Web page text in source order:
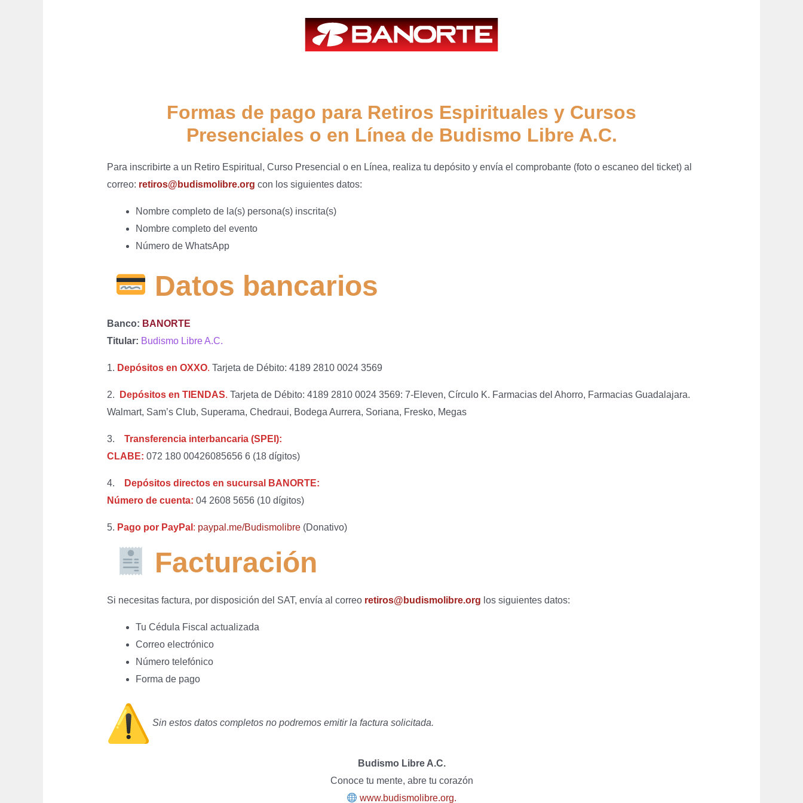
Formas de pago para Retiros Espirituales y Cursos
Presenciales o en Línea de Budismo Libre A.C.
Para inscribirte a un Retiro Espiritual, Curso Presencial o en Línea, realiza tu depósito y envía el comprobante (foto o escaneo del ticket) al
correo: retiros@budismolibre.org con los siguientes datos:
Nombre completo de la(s) persona(s) inscrita(s)
Nombre completo del evento
Número de WhatsApp
Datos bancarios
Banco: BANORTE
Titular: Budismo Libre A.C.
1. Depósitos en OXXO. Tarjeta de Débito: 4189 2810 0024 3569
2. Depósitos en TIENDAS. Tarjeta de Débito: 4189 2810 0024 3569: 7-Eleven, Círculo K. Farmacias del Ahorro, Farmacias Guadalajara.
Walmart, Sam’s Club, Superama, Chedraui, Bodega Aurrera, Soriana, Fresko, Megas
3. Transferencia interbancaria (SPEI):
CLABE: 072 180 00426085656 6 (18 dígitos)
4.
Depósitos directos en sucursal BANORTE:
Número de cuenta: 04 2608 5656 (10 dígitos)
5. Pago por PayPal : paypal.me/Budismolibre(Donativo)
Facturación
Si necesitas factura, por disposición del SAT, envía al correo retiros@budismolibre.org los siguientes datos:
Tu Cédula Fiscal actualizada
Correo electrónico
Número telefónico
Forma de pago
Sin estos datos completos no podremos emitir la factura solicitada.
Budismo Libre A.C.
Conoce tu mente, abre tu corazón
www.budismolibre.org.